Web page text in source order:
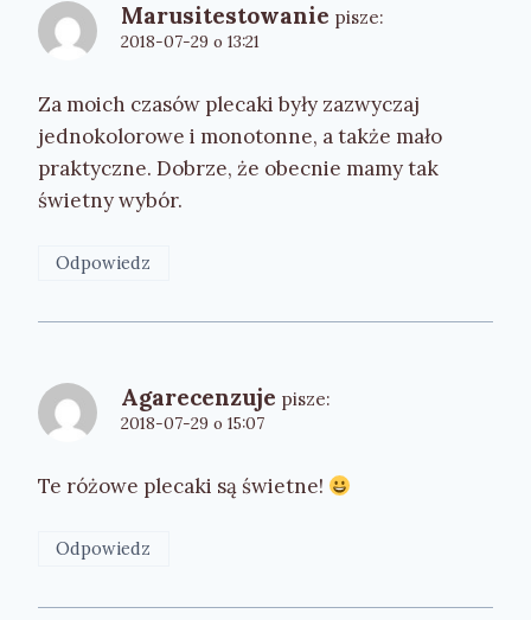
Marusitestowanie pisze:
2018-07-29 o 13:21
Za moich czasów plecaki były zazwyczaj
jednokolorowe i monotonne, a także mało
praktyczne. Dobrze, że obecnie mamy tak
świetny wybór.
Odpowiedz
Agarecenzuje pisze:
2018-07-29 o 15:07
Te różowe plecaki są świetne!
Odpowiedz